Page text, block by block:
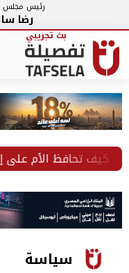
رئيس مجلس
رضا
كيف تحافظ الأم على
سياسة